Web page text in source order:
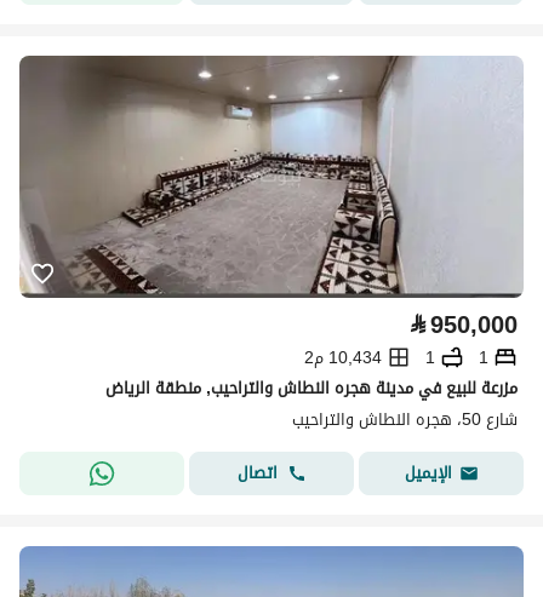
⃁950,000
1
1
10,434 م2
مزرعة للبيع في مدينة هجره النطاش والتراحيب, منطقة الرياض
شارع 50، هجره النطاش والتراحيب
الإيميل
اتصال